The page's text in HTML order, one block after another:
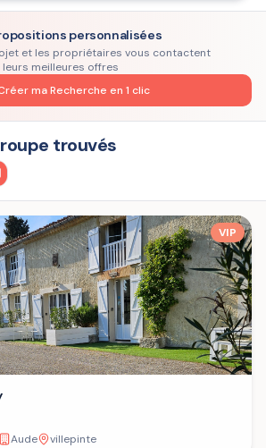
personnalisées
et les propriétaires vous contactent
meilleures offres
ma Recherche en 1 clic
trouvés
VIP
Aude villepinte